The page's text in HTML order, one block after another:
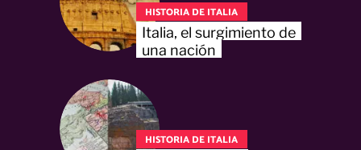
HISTORIA DE ITALIA
Italia, el surgimiento de
una nación
HISTORIA DE ITALIA